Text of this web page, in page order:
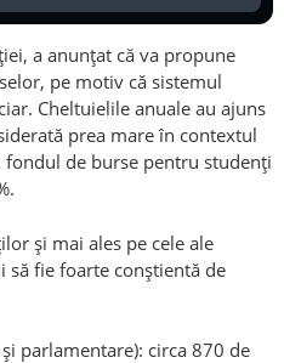
a anunțat că va propune
pe motiv că sistemul
Cheltuielile anuale au ajuns
prea mare în contextul
fondul de burse pentru studenți
și mai ales pe cele ale
fie foarte conștientă de
parlamentare): circa 870 de